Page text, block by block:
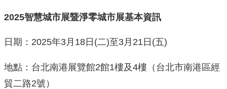
2025智慧城市展暨淨零城市展基本資訊
日期：2025年3月18日(二)至3月21日(五)
地點：台北南港展覽館2館1樓及4樓（台北市南港區經
貿二路2號）